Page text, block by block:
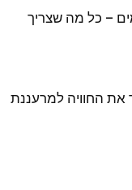
– כל מה שצריך
את החוויה למרעננת